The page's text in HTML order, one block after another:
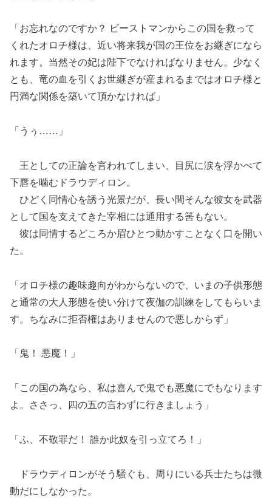
「お忘れなのですか？ ビーストマンからこの国を救って
くれたオロチ様は、近い将来我が国の王位をお継ぎになら
れます。当然その妃は陛下でなければなりません。少なく
とも、竜の血を引くお世継ぎが産まれるまではオロチ様と
円満な関係を築いて頂かなければ」
「うぅ……」
王としての正論を言われてしまい、目尻に涙を浮かべて
下唇を噛むドラウディロン。
ひどく同情心を誘う光景だが、長い間そんな彼女を武器
として国を支えてきた宰相には通用する筈もない。
彼は同情するどころか眉ひとつ動かすことなく口を開い
た。
「オロチ様の趣味趣向がわからないので、いまの子供形態
と通常の大人形態を使い分けて夜伽の訓練をしてもらいま
す。ちなみに拒否権はありませんので悪しからず」
「鬼！ 悪魔！」
「この国の為なら、私は喜んで鬼でも悪魔にでもなります
よ。ささっ、四の五の言わずに行きましょう」
「ふ、不敬罪だ！ 誰か此奴を引っ立てろ！」
ドラウディロンがそう騒ぐも、周りにいる兵士たちは微
動だにしなかった。